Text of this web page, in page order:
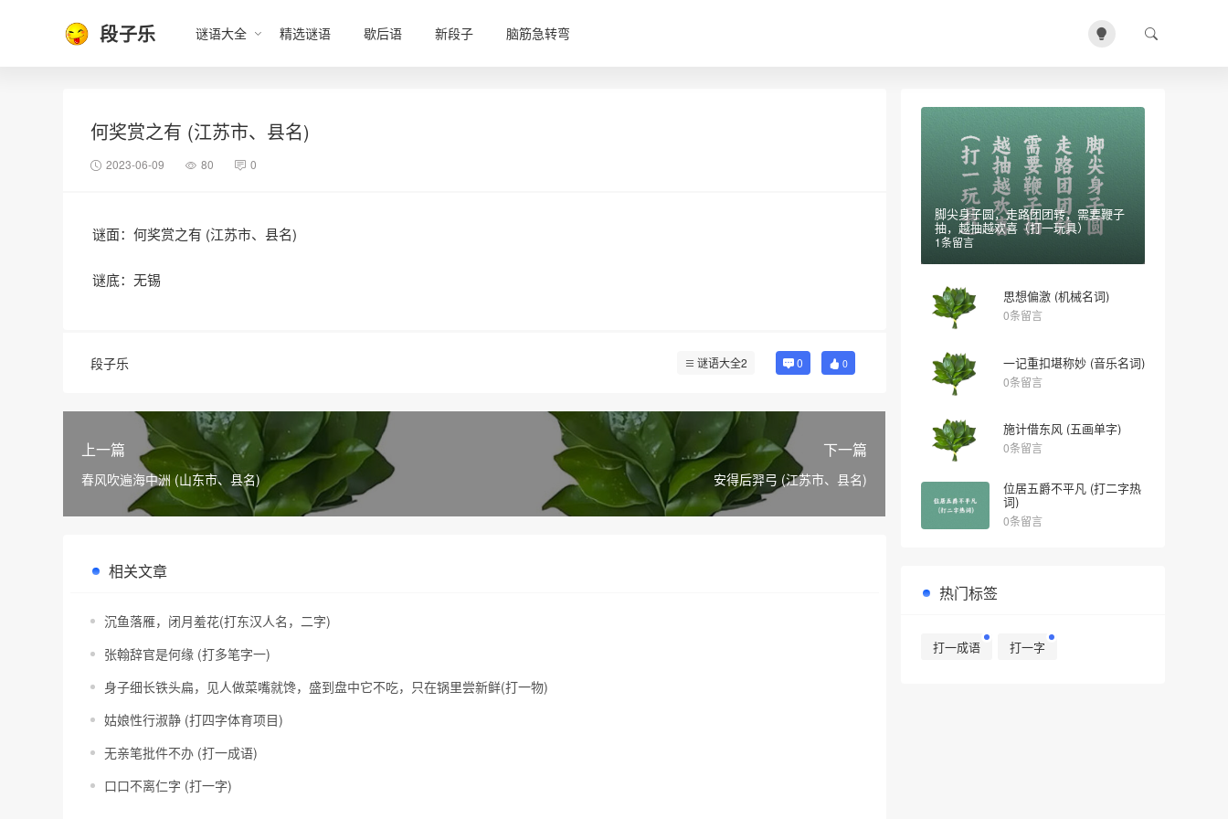
段子乐 谜语大全 精选谜语 歇后语 新段子 脑筋急转弯
何奖赏之有 (江苏市、县名)
2023-06-09 80 0
谜面：何奖赏之有 (江苏市、县名)
谜底：无锡
段子乐 谜语大全2 0 0
上一篇
春风吹遍海中洲 (山东市、县名)
下一篇
安得后羿弓 (江苏市、县名)
相关文章
沉鱼落雁，闭月羞花(打东汉人名，二字)
张翰辞官是何缘 (打多笔字一)
身子细长铁头扁，见人做菜嘴就馋，盛到盘中它不吃，只在锅里尝新鲜(打一物)
姑娘性行淑静 (打四字体育项目)
无亲笔批件不办 (打一成语)
口口不离仁字 (打一字)
脚尖身子圆，走路团团转，需要鞭子
抽，越抽越欢喜（打一玩具）
1条留言
思想偏激 (机械名词)
0条留言
一记重扣堪称妙 (音乐名词)
0条留言
施计借东风 (五画单字)
0条留言
位居五爵不平凡 (打二字热
词)
0条留言
热门标签
打一成语 打一字